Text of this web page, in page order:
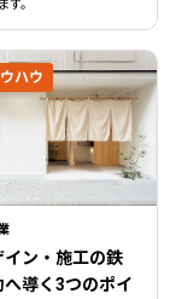
す。
イン・施工の鉄
へ導く3つのポイ
ハウ